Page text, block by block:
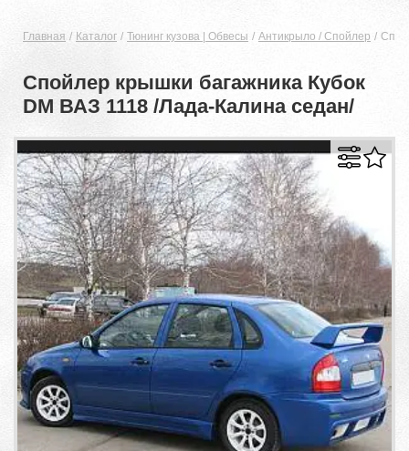
Главная Каталог Тюнинг кузова | Обвесы Антикрыло / Спойлер
Спойлер крышки багажника Кубок
DM ВАЗ 1118 /Лада-Калина седан/